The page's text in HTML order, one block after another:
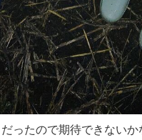
ったので期待できないか